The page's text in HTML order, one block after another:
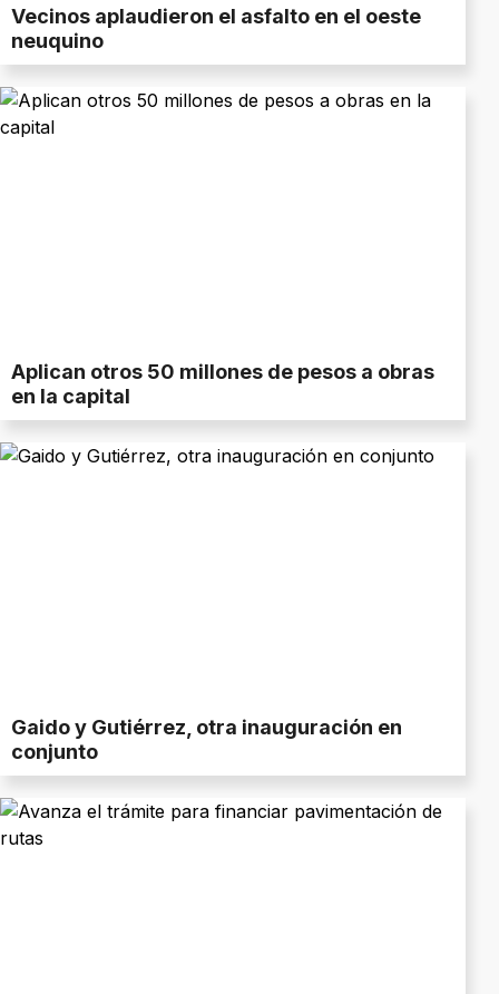
Vecinos aplaudieron el asfalto en el oeste
neuquino
Aplican otros 50 millones de pesos a obras
en la capital
Gaido y Gutiérrez, otra inauguración en
conjunto